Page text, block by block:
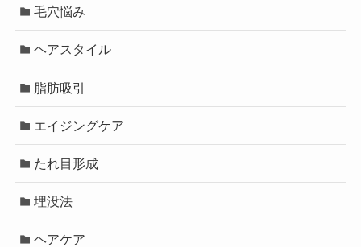
毛穴悩み
ヘアスタイル
脂肪吸引
エイジングケア
たれ目形成
埋没法
ヘアケア